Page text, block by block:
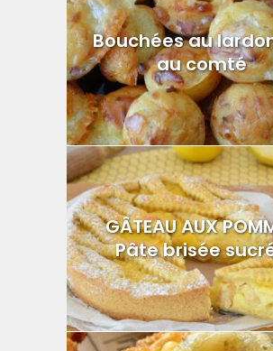
Bouchées au
au comté
GÂTEAU AUX
Pâte brisée